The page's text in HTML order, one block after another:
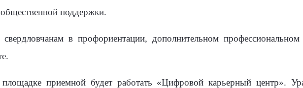
поддержки.
в профориентации, дополнительном профессиональном
приемной будет работать «Цифровой карьерный центр».